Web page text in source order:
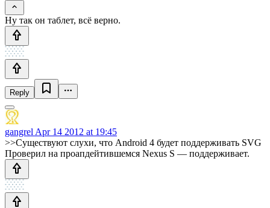
Ну так он таблет, всё верно.
Reply
gangrel Apr 14 2012 at 19:45
>>Существуют слухи, что Android 4 будет поддерживать SVG
Проверил на проапдейтившемся Nexus S — поддерживает.